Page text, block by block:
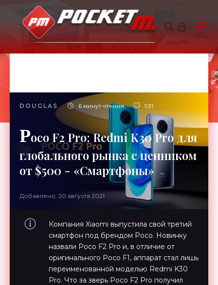
DOUGLAS 6 минут чтения 931
Poco F2 Pro: Redmi K30 Pro для
глобального рынка с ценником
от $500 - «Смартфоны»
Добавлено: 20 августа 2021
Компания Xiaomi выпустила свой третий
смартфон под брендом Poco. Новинку
назвали Poco F2 Pro и, в отличие от
оригинального Poco F1, аппарат стал лишь
переименованной моделью Redmi K30
Pro. Что за зверь Poco F2 Pro получил